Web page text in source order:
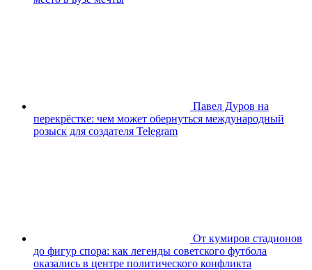
Павел Дуров на
перекрёстке: чем может обернуться международный
розыск для создателя Telegram
От кумиров стадионов
до фигур спора: как легенды советского футбола
оказались в центре политического конфликта